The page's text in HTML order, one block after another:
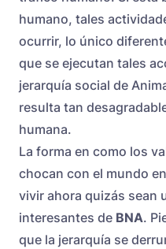
humano, tales
ocurrir, lo único
que se ejecutan tales
jerarquía social de
resulta tan
humana.
La forma en como los
chocan con el mundo
vivir ahora quizás sean
interesantes de BNA.
que la jerarquía se